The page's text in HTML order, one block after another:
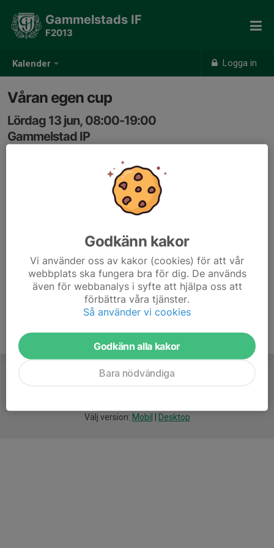
Kalender Logga in
Gammelstads IF
F2013
Våran egen cup
Lördag 13 jun, 08:00-19:00
Gammelstad IP
Välj version: Mobil Desktop
Godkänn kakor
Vi använder oss av kakor (cookies) för att vår
webbplats ska fungera bra för dig. De används
även för webbanalys i syfte att hjälpa oss att
förbättra våra tjänster.
Så använder vi cookies
Godkänn alla kakor
Bara nödvändiga